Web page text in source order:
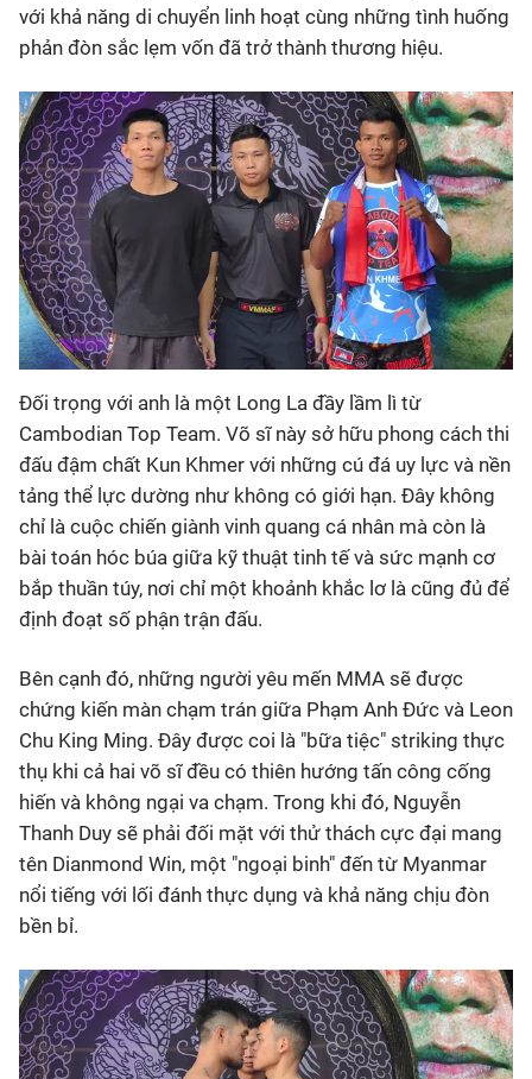
với khả năng di chuyển linh hoạt cùng những tình huống
phản đòn sắc lẹm vốn đã trở thành thương hiệu.
Đối trọng với anh là một Long La đầy lầm lì từ
Cambodian Top Team. Võ sĩ này sở hữu phong cách thi
đấu đậm chất Kun Khmer với những cú đá uy lực và nền
tảng thể lực dường như không có giới hạn. Đây không
chỉ là cuộc chiến giành vinh quang cá nhân mà còn là
bài toán hóc búa giữa kỹ thuật tinh tế và sức mạnh cơ
bắp thuần túy, nơi chỉ một khoảnh khắc lơ là cũng đủ để
định đoạt số phận trận đấu.
Bên cạnh đó, những người yêu mến MMA sẽ được
chứng kiến màn chạm trán giữa Phạm Anh Đức và Leon
Chu King Ming. Đây được coi là "bữa tiệc" striking thực
thụ khi cả hai võ sĩ đều có thiên hướng tấn công cống
hiến và không ngại va chạm. Trong khi đó, Nguyễn
Thanh Duy sẽ phải đối mặt với thử thách cực đại mang
tên Dianmond Win, một "ngoại binh" đến từ Myanmar
nổi tiếng với lối đánh thực dụng và khả năng chịu đòn
bền bỉ.